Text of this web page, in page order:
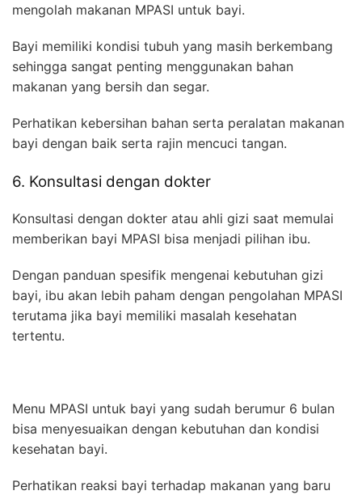
mengolah makanan MPASI untuk bayi.
Bayi memiliki kondisi tubuh yang masih berkembang
sehingga sangat penting menggunakan bahan
makanan yang bersih dan segar.
Perhatikan kebersihan bahan serta peralatan makanan
bayi dengan baik serta rajin mencuci tangan.
6. Konsultasi dengan dokter
Konsultasi dengan dokter atau ahli gizi saat memulai
memberikan bayi MPASI bisa menjadi pilihan ibu.
Dengan panduan spesifik mengenai kebutuhan gizi
bayi, ibu akan lebih paham dengan pengolahan MPASI
terutama jika bayi memiliki masalah kesehatan
tertentu.
Menu MPASI untuk bayi yang sudah berumur 6 bulan
bisa menyesuaikan dengan kebutuhan dan kondisi
kesehatan bayi.
Perhatikan reaksi bayi terhadap makanan yang baru